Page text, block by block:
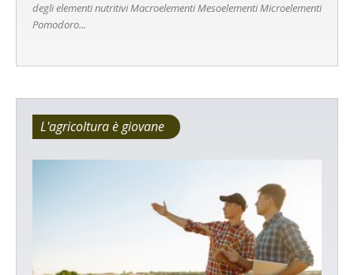
degli elementi nutritivi Macroelementi Mesoelementi Microelementi
Pomodoro...
L'agricoltura è giovane